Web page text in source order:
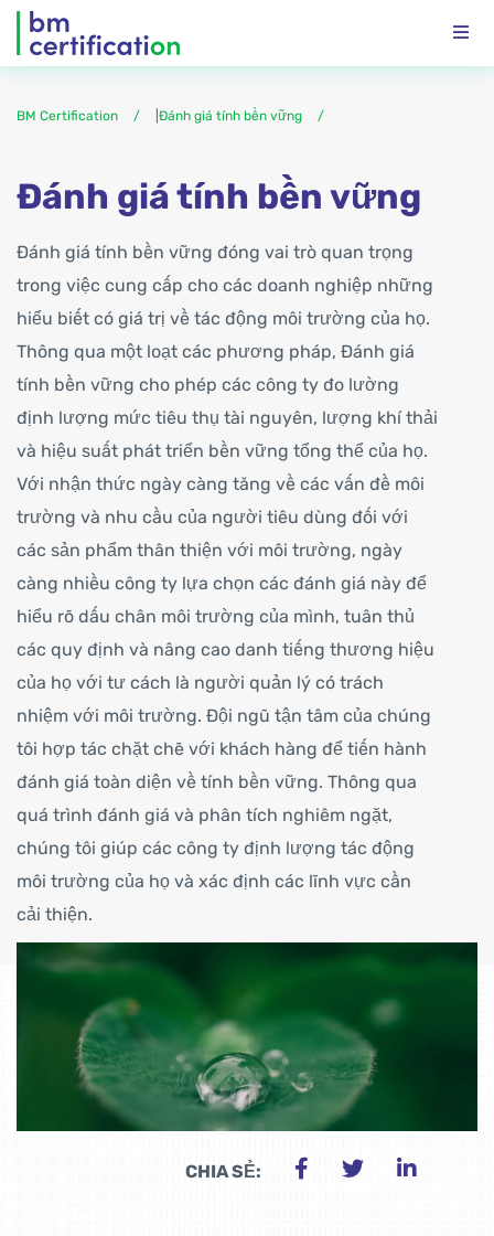
BM Certification Đánh giá tính bền vững
Đánh giá tính bền vững
Đánh giá tính bền vững đóng vai trò quan trọng
trong việc cung cấp cho các doanh nghiệp những
hiểu biết có giá trị về tác động môi trường của họ.
Thông qua một loạt các phương pháp, Đánh giá
tính bền vững cho phép các công ty đo lường
định lượng mức tiêu thụ tài nguyên, lượng khí thải
và hiệu suất phát triển bền vững tổng thể của họ.
Với nhận thức ngày càng tăng về các vấn đề môi
trường và nhu cầu của người tiêu dùng đối với
các sản phẩm thân thiện với môi trường, ngày
càng nhiều công ty lựa chọn các đánh giá này để
hiểu rõ dấu chân môi trường của mình, tuân thủ
các quy định và nâng cao danh tiếng thương hiệu
của họ với tư cách là người quản lý có trách
nhiệm với môi trường. Đội ngũ tận tâm của chúng
tôi hợp tác chặt chẽ với khách hàng để tiến hành
đánh giá toàn diện về tính bền vững. Thông qua
quá trình đánh giá và phân tích nghiêm ngặt,
chúng tôi giúp các công ty định lượng tác động
môi trường của họ và xác định các lĩnh vực cần
cải thiện.
CHIA SẺ: